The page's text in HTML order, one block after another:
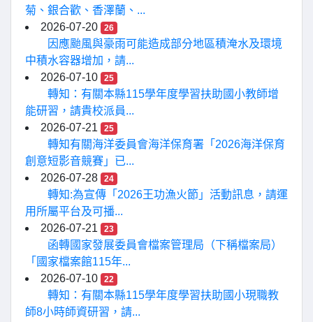
菊、銀合歡、香澤蘭、...
2026-07-20
26
因應颱風與豪雨可能造成部分地區積淹水及環境
中積水容器增加，請...
2026-07-10
25
轉知：有關本縣115學年度學習扶助國小教師增
能研習，請貴校派員...
2026-07-21
25
轉知有關海洋委員會海洋保育署「2026海洋保育
創意短影音競賽」已...
2026-07-28
24
轉知:為宣傳「2026王功漁火節」活動訊息，請運
用所屬平台及可播...
2026-07-21
23
函轉國家發展委員會檔案管理局（下稱檔案局）
「國家檔案館115年...
2026-07-10
22
轉知：有關本縣115學年度學習扶助國小現職教
師8小時師資研習，請...